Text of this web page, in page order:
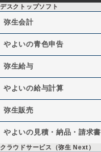
デスクトップソフト
弥生会計
やよいの青色申告
弥生給与
やよいの給与計算
弥生販売
やよいの見積・納品・請求書
クラウドサービス（弥生 Next）